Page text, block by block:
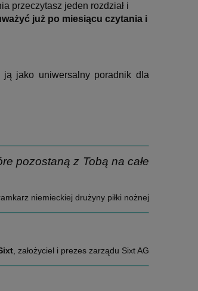
przeczytasz jeden rozdział i
już po miesiącu czytania i
ją jako uniwersalny poradnik dla
pozostaną z Tobą na całe
niemieckiej drużyny piłki nożnej
, założyciel i prezes zarządu Sixt AG